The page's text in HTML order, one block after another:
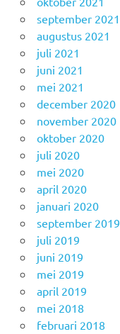
september 2021
augustus 2021
juli 2021
juni 2021
mei 2021
december 2020
november 2020
oktober 2020
juli 2020
mei 2020
april 2020
januari 2020
september 2019
juli 2019
juni 2019
mei 2019
april 2019
mei 2018
februari 2018